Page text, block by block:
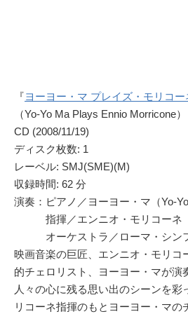
『ヨーヨー・マ プレイズ・モリコー
（Yo-Yo Ma Plays Ennio Morricone）
CD (2008/11/19)
ディスク枚数: 1
レーベル: SMJ(SME)(M)
収録時間: 62 分
演奏：ピアノ／ヨーヨー・マ（Yo-Yo
指揮／エンニオ・モリコーネ（
オーケストラ／ローマ・シン
映画音楽の巨匠、エンニオ・モリコ
的チェロリスト、ヨーヨー・マが演
人々の心に残る思い出のシーンを彩
リコーネ指揮のもとヨーヨー・マの